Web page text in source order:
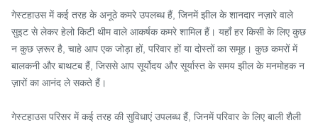
गेस्टहाउस में कई तरह के अनूठे कमरे उपलब्ध हैं, जिनमें झील के शानदार नज़ारे वाले
सुइट से लेकर हेलो किटी थीम वाले आकर्षक कमरे शामिल हैं। यहाँ हर किसी के लिए कुछ
न कुछ ज़रूर है, चाहे आप एक जोड़ा हों, परिवार हों या दोस्तों का समूह। कुछ कमरों में
बालकनी और बाथटब हैं, जिससे आप सूर्योदय और सूर्यास्त के समय झील के मनमोहक न
ज़ारों का आनंद ले सकते हैं।
गेस्टहाउस परिसर में कई तरह की सुविधाएं उपलब्ध हैं, जिनमें परिवार के लिए बाली शैली